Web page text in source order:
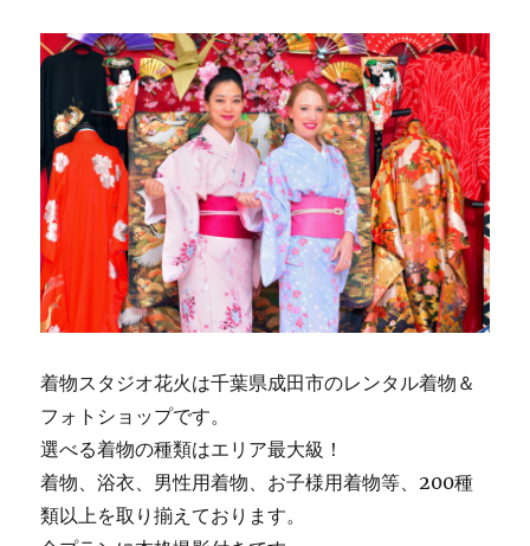
着物スタジオ花火は千葉県成田市のレンタル着物＆
フォトショップです。
選べる着物の種類はエリア最大級！
着物、浴衣、男性用着物、お子様用着物等、200種
類以上を取り揃えております。